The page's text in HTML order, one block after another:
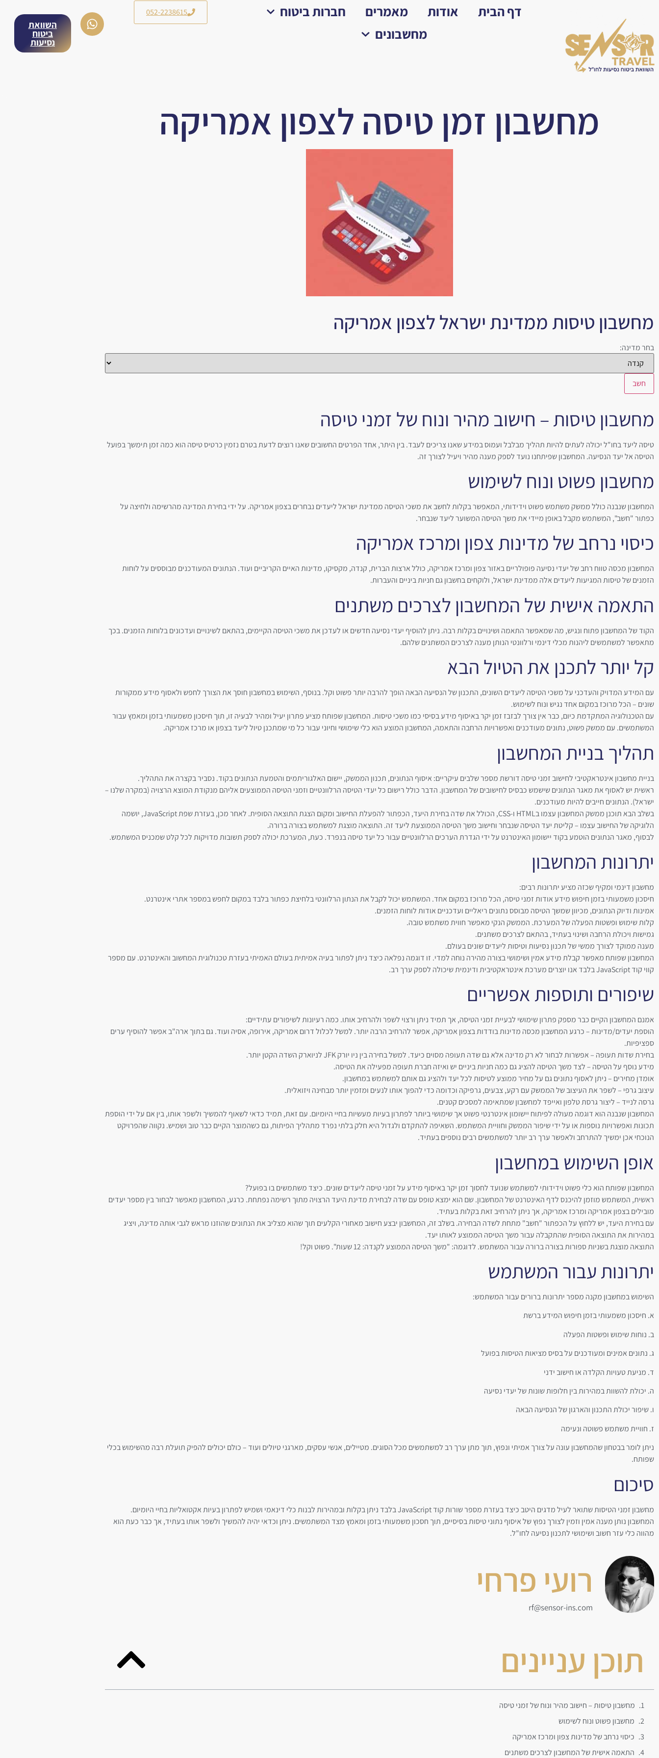
דף הבית אודות מאמרים
חברות ביטוח
מחשבונים
052-2238615
השוואת
ביטוח
נסיעות
מחשבון זמן טיסה לצפון אמריקה
מחשבון טיסות ממדינת ישראל לצפון אמריקה
בחר מדינה:
חשב
מחשבון טיסות – חישוב מהיר ונוח של זמני טיסה
טיסה ליעד בחו"ל יכולה לעתים להיות תהליך מבלבל ועמוס במידע שאנו צריכים לעבד. בין היתר, אחד הפרטים החשובים שאנו רוצים לדעת בטרם נזמין כרטיס טיסה הוא כמה זמן תימשך בפועל
הטיסה אל יעד הנסיעה. המחשבון שפיתחנו נועד לספק מענה מהיר ויעיל לצורך זה.
מחשבון פשוט ונוח לשימוש
המחשבון שנבנה כולל ממשק משתמש פשוט וידידותי, המאפשר בקלות לחשב את משכי הטיסה ממדינת ישראל ליעדים נבחרים בצפון אמריקה. על ידי בחירת המדינה מהרשימה ולחיצה על
כפתור "חשב", המשתמש מקבל באופן מיידי את משך הטיסה המשוער ליעד שנבחר.
כיסוי נרחב של מדינות צפון ומרכז אמריקה
המחשבון מכסה טווח רחב של יעדי נסיעה פופולריים באזור צפון ומרכז אמריקה, כולל ארצות הברית, קנדה, מקסיקו, מדינות האיים הקריביים ועוד. הנתונים המעודכנים מבוססים על לוחות
הזמנים של טיסות המגיעות ליעדים אלה ממדינת ישראל, ולוקחים בחשבון גם חניות ביניים והעברות.
התאמה אישית של המחשבון לצרכים משתנים
הקוד של המחשבון פתוח ונגיש, מה שמאפשר התאמה ושינויים בקלות רבה. ניתן להוסיף יעדי נסיעה חדשים או לעדכן את משכי הטיסה הקיימים, בהתאם לשינויים ועדכונים בלוחות הזמנים. בכך
מתאפשר למשתמשים ליהנות מכלי דינמי ורלוונטי הנותן מענה לצרכים המשתנים שלהם.
קל יותר לתכנן את הטיול הבא
עם המידע המדויק והעדכני על משכי הטיסה ליעדים השונים, התכנון של הנסיעה הבאה הופך להרבה יותר פשוט וקל. בנוסף, השימוש במחשבון חוסך את הצורך לחפש ולאסוף מידע ממקורות
שונים – הכל מרוכז במקום אחד נגיש ונוח לשימוש.
עם הטכנולוגיה המתקדמת כיום, כבר אין צורך לבזבז זמן יקר באיסוף מידע בסיסי כמו משכי טיסות. המחשבון שפותח מציע פתרון יעיל ומהיר לבעיה זו, תוך חיסכון משמעותי בזמן ומאמץ עבור
המשתמשים. עם ממשק פשוט, נתונים מעודכנים ואפשרויות הרחבה והתאמה, המחשבון המוצע הוא כלי שימושי וחיוני עבור כל מי שמתכנן טיול ליעד בצפון או מרכז אמריקה.
תהליך בניית המחשבון
בניית מחשבון אינטראקטיבי לחישוב זמני טיסה דורשת מספר שלבים עיקריים: איסוף הנתונים, תכנון הממשק, יישום האלגוריתמים והטמעת הנתונים בקוד. נסביר בקצרה את התהליך.
ראשית יש לאסוף את מאגר הנתונים שישמש כבסיס לחישובים של המחשבון. הדבר כולל רישום כל יעדי הטיסה הרלוונטיים וזמני הטיסה הממוצעים אליהם מנקודת המוצא הרצויה (במקרה שלנו –
ישראל). הנתונים חייבים להיות מעודכנים.
בשלב הבא תוכנן ממשק המחשבון עצמו בHTML ו-CSS, הכולל את שדה בחירת היעד, הכפתור להפעלת החישוב ומקום הצגת התוצאה הסופית. לאחר מכן, בעזרת שפת JavaScript, יושמה
הלוגיקה של החישוב עצמו – קליטת יעד הטיסה שנבחר וחישוב משך הטיסה הממוצעת ליעד זה. התוצאה מוצגת למשתמש בצורה ברורה.
לבסוף, מאגר הנתונים הוטמע בקוד יישומון האינטרנט על ידי הגדרת הערכים הרלוונטיים עבור כל יעד טיסה בנפרד. כעת, המערכת יכולה לספק תשובות מדויקות לכל קלט שמכניס המשתמש.
יתרונות המחשבון
מחשבון דינמי ומקיף שכזה מציע יתרונות רבים:
חיסכון משמעותי בזמן חיפוש מידע אודות זמני טיסה, הכל מרוכז במקום אחד. המשתמש יכול לקבל את הנתון הרלוונטי בלחיצת כפתור בלבד במקום לחפש במספר אתרי אינטרנט.
אמינות ודיוק הנתונים, מכיוון שמשך הטיסה מבוסס נתונים ריאליים ועדכניים אודות לוחות הזמנים.
קלות שימוש ופשטות הפעלה של המערכת. הממשק הנקי מאפשר חווית משתמש טובה.
גמישות ויכולת הרחבה ושינוי בעתיד, בהתאם לצרכים משתנים.
מענה ממוקד לצורך ממשי של תכנון נסיעות וטיסות ליעדים שונים בעולם.
המחשבון שפותח מאפשר קבלת מידע אמין ושימושי בצורה מהירה נוחה למדי. זו דוגמה נפלאה כיצד ניתן לפתור בעיה אמיתית בעולם האמיתי בעזרת טכנולוגית המחשוב והאינטרנט. עם מספר
קווי קוד JavaScript בלבד אנו יוצרים מערכת אינטראקטיבית ודינמית שיכולה לספק ערך רב.
שיפורים ותוספות אפשריים
אמנם המחשבון הקיים כבר מספק פתרון שימושי לבעיית זמני הטיסה, אך תמיד ניתן ורצוי לשפר ולהרחיב אותו. כמה רעיונות לשיפורים עתידיים:
הוספת יעדים/מדינות – כרגע המחשבון מכסה מדינות בודדות בצפון אמריקה, אפשר להרחיב הרבה יותר. למשל לכלול דרום אמריקה, אירופה, אסיה ועוד. גם בתוך ארה"ב אפשר להוסיף ערים
ספציפיות.
בחירת שדות תעופה – אפשרות לבחור לא רק מדינה אלא גם שדה תעופה מסוים כיעד. למשל בחירה בין ניו יורק JFK לניוארק השדה הקטן יותר.
מידע נוסף על הטיסה – לצד משך הטיסה להציג גם כמה חניות ביניים יש ואיזה חברת תעופה מפעילה את הטיסה.
אומדן מחירים – ניתן לאסוף נתונים גם על מחיר ממוצע לטיסות לכל יעד ולהציג גם אותם למשתמש במחשבון.
עיצוב גרפי – לשפר את העיצוב של הממשק עם רקע, צבעים, גרפיקה וכדומה כדי להפוך אותו לנעים ומזמין יותר מבחינה ויזואלית.
גרסה לנייד – ליצור גרסת טלפון ואייפד למחשבון שמתאימה למסכים קטנים.
המחשבון שנבנה הוא דוגמה מעולה לפיתוח יישומון אינטרנטי פשוט אך שימושי ביותר לפתרון בעיות מעשיות בחיי היומיום. עם זאת, תמיד כדאי לשאוף להמשיך ולשפר אותו, בין אם על ידי הוספת
תכונות ואפשרויות נוספות או על ידי שיפור הממשק וחוויית המשתמש. השאיפה להתקדם ולגדול היא חלק בלתי נפרד מתהליך הפיתוח, גם כשהמוצר הקיים כבר טוב ושמיש. נקווה שהפרויקט
הנוכחי אכן ימשיך להתרחב ולאפשר ערך רב יותר למשתמשים רבים נוספים בעתיד.
אופן השימוש במחשבון
המחשבון שפותח הוא כלי פשוט וידידותי למשתמש שנועד לחסוך זמן יקר באיסוף מידע על זמני טיסה ליעדים שונים. כיצד משתמשים בו בפועל?
ראשית, המשתמש מוזמן להיכנס לדף האינטרנט של המחשבון. שם הוא ימצא טופס עם שדה לבחירת מדינת היעד הרצויה מתוך רשימה נפתחת. כרגע, המחשבון מאפשר לבחור בין מספר יעדים
מובילים בצפון אמריקה ומרכז אמריקה, אך ניתן להרחיב זאת בקלות בעתיד.
עם בחירת היעד, יש ללחוץ על הכפתור "חשב" מתחת לשדה הבחירה. בשלב זה, המחשבון יבצע חישוב מאחורי הקלעים תוך שהוא מצליב את הנתונים שהוזנו מראש לגבי אותה מדינה, ויציג
במהירות את התוצאה הסופית שהתקבלה עבור משך הטיסה הממוצע לאותו יעד.
התוצאה מוצגת בשניות ספורות בצורה ברורה עבור המשתמש. לדוגמה: "משך הטיסה הממוצע לקנדה: 12 שעות". פשוט וקל!
יתרונות עבור המשתמש
השימוש במחשבון מקנה מספר יתרונות ברורים עבור המשתמש:
א. חיסכון משמעותי בזמן חיפוש המידע ברשת
ב. נוחות שימוש ופשטות הפעלה
ג. נתונים אמינים ומעודכנים על בסיס מציאות הטיסות בפועל
ד. מניעת טעויות הקלדה או חישוב ידני
ה. יכולת להשוות במהירות בין חלופות שונות של יעדי נסיעה
ו. שיפור יכולת התכנון והארגון של הנסיעה הבאה
ז. חוויית משתמש פשוטה ונעימה
ניתן לומר בבטחון שהמחשבון עונה על צורך אמיתי ונפוץ, תוך מתן ערך רב למשתמשים מכל הסוגים. מטיילים, אנשי עסקים, מארגני טיולים ועוד – כולם יכולים להפיק תועלת רבה מהשימוש בכלי
שפותח.
סיכום
מחשבון זמני הטיסות שתואר לעיל מדגים היטב כיצד בעזרת מספר שורות קוד JavaScript בלבד ניתן בקלות ובמהירות לבנות כלי דינאמי ושמיש לפתרון בעיות אקטואליות בחיי היומיום.
המחשבון נותן מענה אמין וזמין לצורך נפוץ של איסוף נתוני טיסות בסיסיים, תוך חסכון משמעותי בזמן ומאמץ מצד המשתמשים. ניתן וכדאי יהיה להמשיך ולשפר אותו בעתיד, אך כבר כעת הוא
מהווה כלי עזר חשוב ושימושי לתכנון נסיעה לחו"ל.
רועי פרחי
rf@sensor-ins.com
תוכן עניינים
מחשבון טיסות – חישוב מהיר ונוח של זמני טיסה
מחשבון פשוט ונוח לשימוש
כיסוי נרחב של מדינות צפון ומרכז אמריקה
התאמה אישית של המחשבון לצרכים משתנים